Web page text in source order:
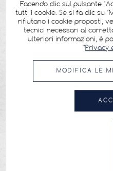
Facendo clic sul pulsante
tutti i cookie. Se si fa clic su
rifiutano i cookie proposti,
tecnici necessari al
ulteriori informazioni, è
"Privacy
MODIFICA LE